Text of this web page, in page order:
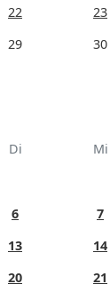
22 23
29
30
Di Mi
6 7
13 14
20 21